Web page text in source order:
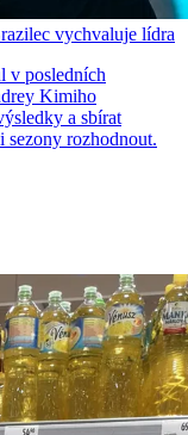
vychvaluje lídra
v posledních
Kimiho
a sbírat
sezony rozhodnout.